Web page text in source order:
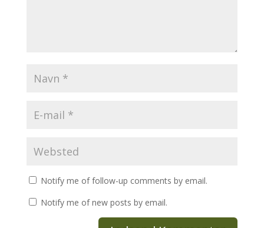
Notify me of follow-up comments by email.
Notify me of new posts by email.